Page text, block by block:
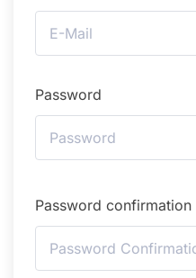
Password
Password confirmation